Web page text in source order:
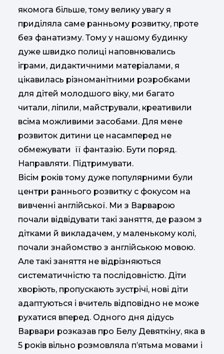
якомога більше, тому велику увагу я
приділяла саме ранньому розвитку, проте
без фанатизму. Тому у нашому будинку
дуже швидко полиці наповнювались
іграми, дидактичними матеріалами, я
цікавилась різноманітними розробками
для дітей молодшого віку, ми багато
читали, ліпили, майстрували, креативили
всіма можливими засобами. Для мене
розвиток дитини це насамперед не
обмежувати її фантазію. Бути поряд.
Направляти. Підтримувати.
Вісім років тому дуже популярними були
центри раннього розвитку с фокусом на
вивченні англійської. Ми з Варварою
почали відвідувати такі заняття, де разом з
дітками й викладачем, у маленькому колі,
почали знайомство з англійською мовою.
Але такі заняття не відрізняються
систематичністю та послідовністю. Діти
хворіють, пропускають зустрічі, нові діти
адаптуються і вчитель відповідно не може
рухатися вперед. Одного дня дідусь
Варвари розказав про Белу Девяткіну, яка в
5 років вільно розмовляла п’ятьма мовами і